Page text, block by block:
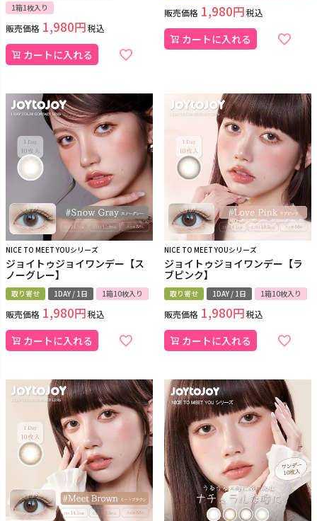
1箱1枚入り
販売価格 1,980 税込
カートに入れる
販売価格 1,980 税込
カートに入れる
NICE TO MEET YOUシリーズ
ジョイトゥジョイワンデー【ス
ノーグレー】
取り寄せ 1DAY / 1日 1箱10枚入り
販売価格 1,980 税込
カートに入れる
NICE TO MEET YOUシリーズ
ジョイトゥジョイワンデー【ラ
ブピンク】
取り寄せ 1DAY / 1日 1箱10枚入り
販売価格 1,980 税込
カートに入れる